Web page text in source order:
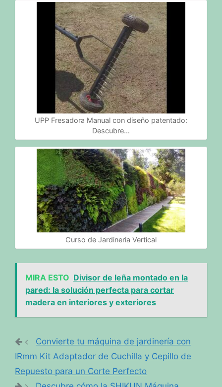
UPP Fresadora Manual con diseño patentado:
Descubre…
Curso de Jardineria Vertical
MIRA ESTO Divisor de leña montado en la
pared: la solución perfecta para cortar
madera en interiores y exteriores
Convierte tu máquina de jardinería con
IRmm Kit Adaptador de Cuchilla y Cepillo de
Repuesto para un Corte Perfecto